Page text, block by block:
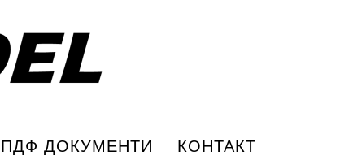
ПДФ ДОКУМЕНТИ КОНТАКТ